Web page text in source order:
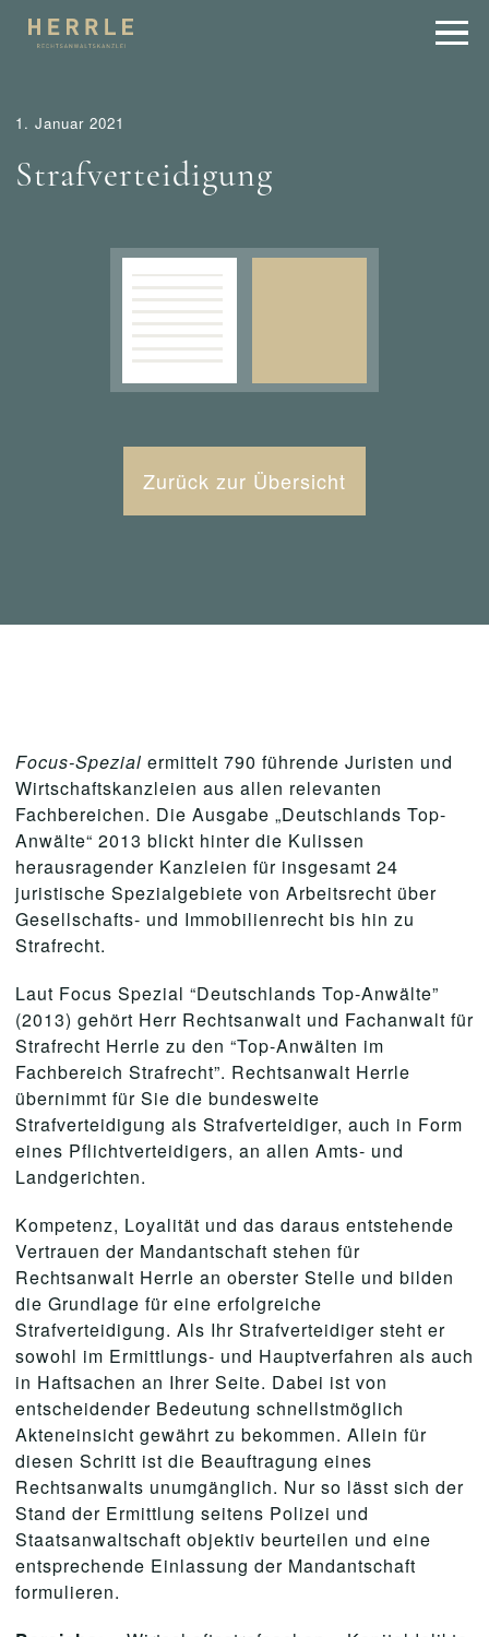
1. Januar 2021
Strafverteidigung
Zurück zur Übersicht
Focus-Spezial ermittelt 790 führende Juristen und
Wirtschaftskanzleien aus allen relevanten
Fachbereichen. Die Ausgabe „Deutschlands Top-
Anwälte“ 2013 blickt hinter die Kulissen
herausragender Kanzleien für insgesamt 24
juristische Spezialgebiete von Arbeitsrecht über
Gesellschafts- und Immobilienrecht bis hin zu
Strafrecht.
Laut Focus Spezial “Deutschlands Top-Anwälte”
(2013) gehört Herr Rechtsanwalt und Fachanwalt für
Strafrecht Herrle zu den “Top-Anwälten im
Fachbereich Strafrecht”. Rechtsanwalt Herrle
übernimmt für Sie die bundesweite
Strafverteidigung als Strafverteidiger, auch in Form
eines Pflichtverteidigers, an allen Amts- und
Landgerichten.
Kompetenz, Loyalität und das daraus entstehende
Vertrauen der Mandantschaft stehen für
Rechtsanwalt Herrle an oberster Stelle und bilden
die Grundlage für eine erfolgreiche
Strafverteidigung. Als Ihr Strafverteidiger steht er
sowohl im Ermittlungs- und Hauptverfahren als auch
in Haftsachen an Ihrer Seite. Dabei ist von
entscheidender Bedeutung schnellstmöglich
Akteneinsicht gewährt zu bekommen. Allein für
diesen Schritt ist die Beauftragung eines
Rechtsanwalts unumgänglich. Nur so lässt sich der
Stand der Ermittlung seitens Polizei und
Staatsanwaltschaft objektiv beurteilen und eine
entsprechende Einlassung der Mandantschaft
formulieren.